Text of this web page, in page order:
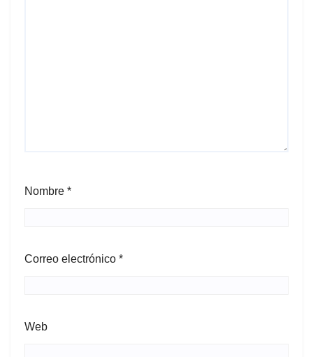
Nombre *
Correo electrónico *
Web